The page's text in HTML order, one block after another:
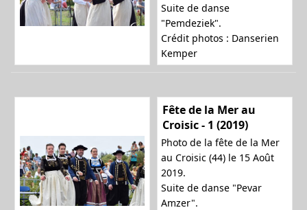
Suite de danse
"Pemdeziek".
Crédit photos : Danserien
Kemper
Fête de la Mer au
Croisic - 1 (2019)
Photo de la fête de la Mer
au Croisic (44) le 15 Août
2019.
Suite de danse "Pevar
Amzer".